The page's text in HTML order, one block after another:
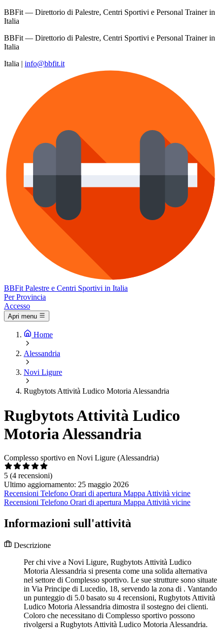
BBFit — Direttorio di Palestre, Centri Sportivi e Personal Trainer in
Italia
BBFit — Direttorio di Palestre, Centri Sportivi e Personal Trainer in
Italia
Italia | info@bbfit.it
BBFit Palestre e Centri Sportivi in Italia
Per Provincia
Accesso
Apri menu
Home
Alessandria
Novi Ligure
Rugbytots Attività Ludico Motoria Alessandria
Rugbytots Attività Ludico
Motoria Alessandria
Complesso sportivo en Novi Ligure (Alessandria)
5 (4 recensioni)
Ultimo aggiornamento: 25 maggio 2026
Recensioni Telefono Orari di apertura Mappa Attività vicine
Recensioni Telefono Orari di apertura Mappa Attività vicine
Informazioni sull'attività
Descrizione
Per chi vive a Novi Ligure, Rugbytots Attività Ludico
Motoria Alessandria si presenta come una solida alternativa
nel settore di Complesso sportivo. Le sue strutture sono situate
in Via Principe di Lucedio, 18, servendo la zona di . Vantando
un punteggio di 5.0 basato su 4 recensioni, Rugbytots Attività
Ludico Motoria Alessandria dimostra il sostegno dei clienti.
Coloro che necessitano di Complesso sportivo possono
rivolgersi a Rugbytots Attività Ludico Motoria Alessandria.